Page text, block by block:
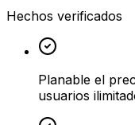
Hechos verificados
Planable el
usuarios